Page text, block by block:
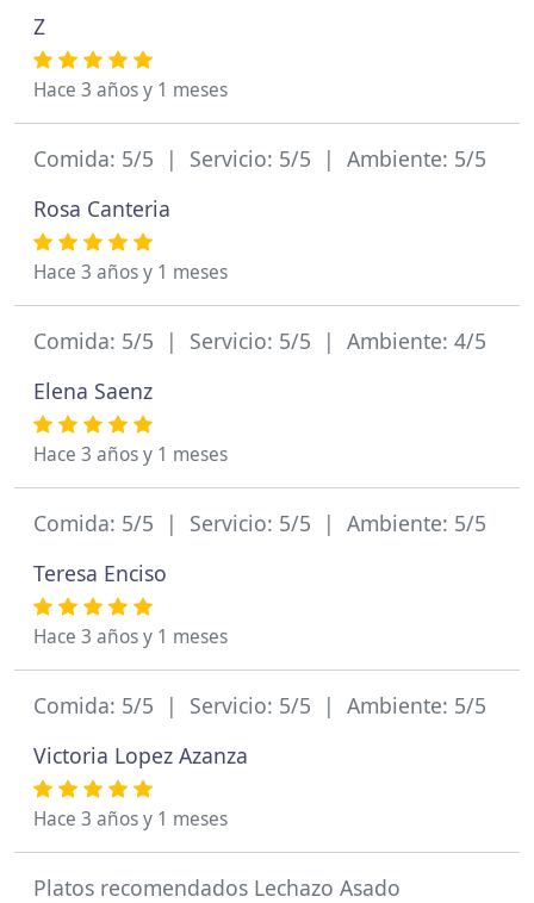
Z
Hace 3 años y 1 meses
Comida: 5/5 | Servicio: 5/5 | Ambiente: 5/5
Rosa Canteria
Hace 3 años y 1 meses
Comida: 5/5 | Servicio: 5/5 | Ambiente: 4/5
Elena Saenz
Hace 3 años y 1 meses
Comida: 5/5 | Servicio: 5/5 | Ambiente: 5/5
Teresa Enciso
Hace 3 años y 1 meses
Comida: 5/5 | Servicio: 5/5 | Ambiente: 5/5
Victoria Lopez Azanza
Hace 3 años y 1 meses
Platos recomendados Lechazo Asado